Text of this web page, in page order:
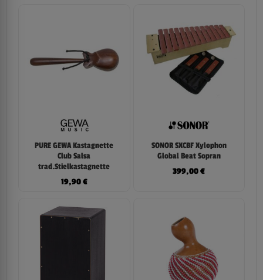
PURE GEWA Kastagnette
Club Salsa
trad.Stielkastagnette
19,90€
SONOR SXCBF Xylophon
Global Beat Sopran
399,00€